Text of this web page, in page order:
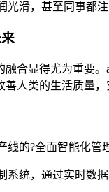
光滑，甚至同事都
合显得尤为重要
人类的生活质量，
线的?全面智能化
系统，通过实时数